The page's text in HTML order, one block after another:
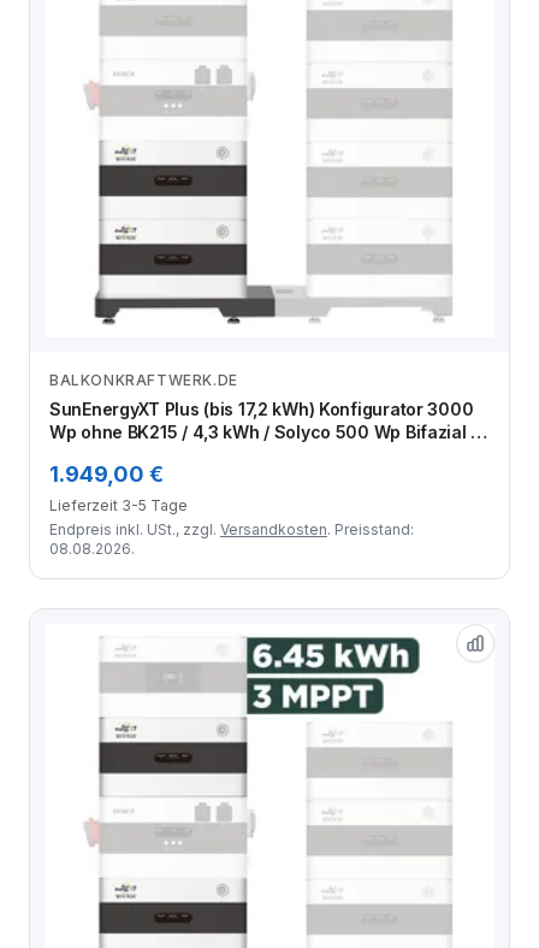
Zum Angebot
BALKONKRAFTWERK.DE
SunEnergyXT Plus (bis 17,2 kWh) Konfigurator 3000
Wp ohne BK215 / 4,3 kWh / Solyco 500 Wp Bifazial /
1.949,00 €
Lieferzeit 3-5 Tage
Endpreis inkl. USt., zzgl. Versandkosten. Preisstand:
08.08.2026.